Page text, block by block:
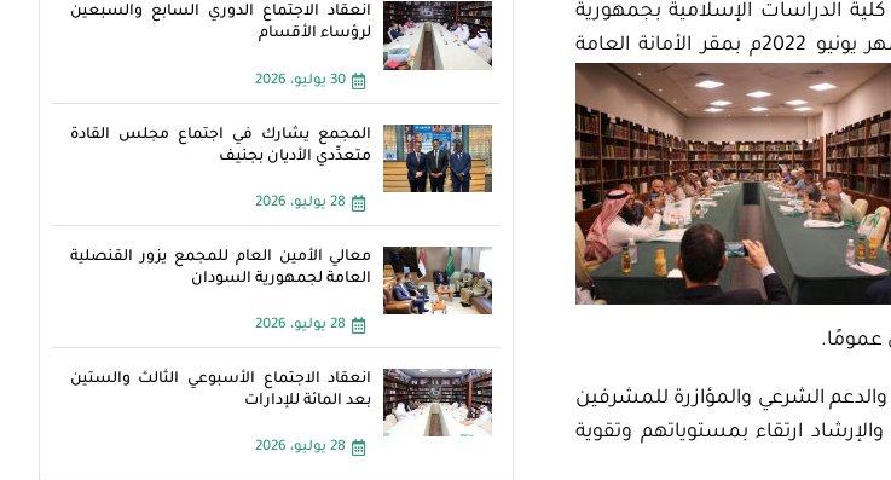
الدراسات الإسلامية بجمهورية
يونيو
2022م بمقر الأمانة العامة
عمومًا.
الشرعي والمؤازرة للمشرفين
والإرشادارتقاء بمستوياتهم وتقوية
انعقاد الاجتماع الدوري السابع والسبعين
لرؤساء الأقسام
30 يوليو، 2026
المجمع يشارك في اجتماع مجلس القادة
متعدِّدي الأديان بجنيف
28 يوليو، 2026
معالي الأمين العام للمجمع يزور القنصلية
العامة لجمهورية السودان
28 يوليو، 2026
انعقاد الاجتماع الأسبوعي الثالث والستين
بعد المائة للإدارات
28 يوليو، 2026